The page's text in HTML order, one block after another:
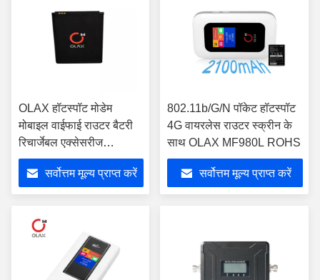
OLAX हॉटस्पॉट मोडेम
मोबाइल वाईफाई राउटर बैटरी
रिचार्जेबल एक्सेसरीज
2100mah लिथियम बैटरी
सर्वोत्तम मूल्य प्राप्त करें
802.11b/G/N पॉकेट हॉटस्पॉट
4G वायरलेस राउटर स्क्रीन के
साथ OLAX MF980L ROHS
सर्वोत्तम मूल्य प्राप्त करें